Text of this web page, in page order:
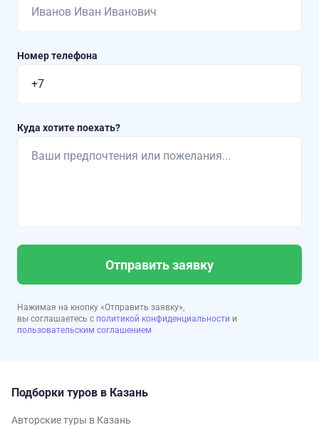
Номер телефона
Куда хотите поехать?
Отправить заявку
Нажимая на кнопку «Отправить заявку»,
вы соглашаетесь с политикой конфиденциальности и
пользовательским соглашением
Подборки туров в Казань
Авторские туры в Казань